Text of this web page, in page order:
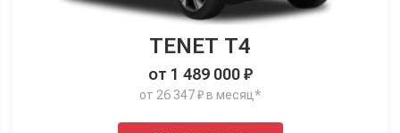
TENET T4
от 1 489 000 ₽
от 26 347 ₽ в месяц*